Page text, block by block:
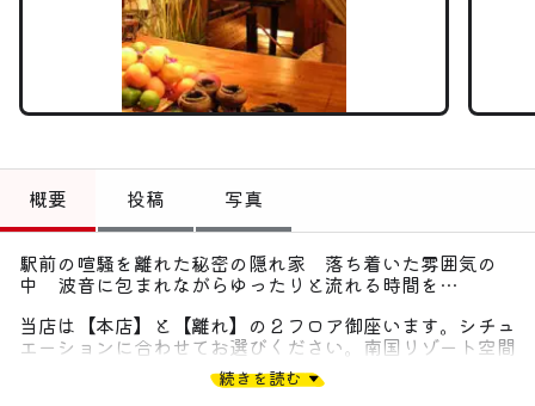
お知らせ
トップ
偏愛コミュニティ
投稿
偏愛記事
概要 投稿 写真
駅前の喧騒を離れた秘密の隠れ家 落ち着いた雰囲気の
中 波音に包まれながらゆったりと流れる時間を…
当店は【本店】と【離れ】の２フロア御座います。シチュ
エーションに合わせてお選びください。南国リゾート空間
でトロピカルカクテル片手に楽しい演出盛り沢山のお料理
をカジュアルに楽しむ【本店】ELALBAと本当に大切な
続きを読む